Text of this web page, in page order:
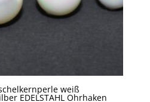
weiß
EDELSTAHL Ohrhaken